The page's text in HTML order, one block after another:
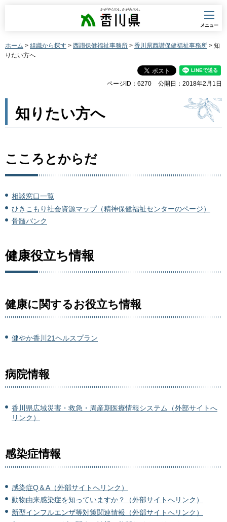
香川県
メニュー
ホーム > 組織から探す > 西讃保健福祉事務所 > 香川県西讃保健福祉事務所 > 知
りたい方へ
ページID：6270 公開日：2018年2月1日
知りたい方へ
こころとからだ
相談窓口一覧
ひきこもり社会資源マップ（精神保健福祉センターのページ）
骨髄バンク
健康役立ち情報
健康に関するお役立ち情報
健やか香川21ヘルスプラン
病院情報
香川県広域災害・救急・周産期医療情報システム（外部サイトへ
リンク）
感染症情報
感染症Q＆A（外部サイトへリンク）
動物由来感染症を知っていますか？（外部サイトへリンク）
新型インフルエンザ等対策関連情報（外部サイトへリンク）